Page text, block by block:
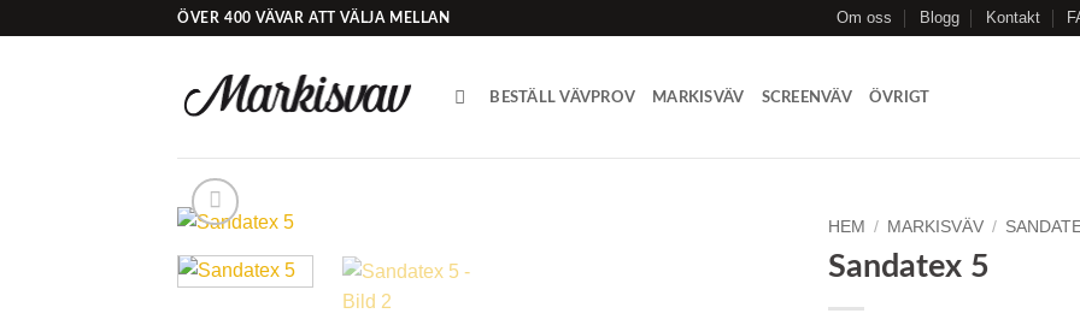
ÖVER 400 VÄVAR ATT VÄLJA MELLAN Om oss Blogg Kontakt
BESTÄLL VÄVPROV MARKISVÄV SCREENVÄV ÖVRIGT
HEM / MARKISVÄV /
Sandatex 5